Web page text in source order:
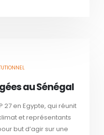
au Sénégal
27 en Egypte, qui réunit
et représentants
but d’agir sur une